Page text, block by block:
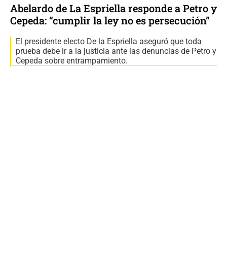
Abelardo de La Espriella responde a Petro y
Cepeda: “cumplir la ley no es persecución”
El presidente electo De la Espriella aseguró que toda
prueba debe ir a la justicia ante las denuncias de Petro y
Cepeda sobre entrampamiento.